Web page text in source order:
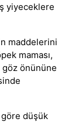
yiyeceklere
maddelerini
maması,
önününe
düşük